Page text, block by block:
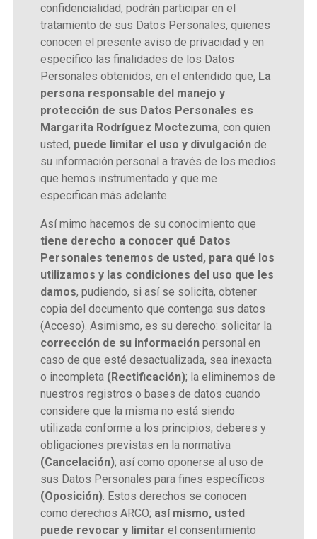
confidencialidad, podrán participar en el
tratamiento de sus Datos Personales, quienes
conocen el presente aviso de privacidad y en
específico las finalidades de los Datos
Personales obtenidos, en el entendido que, La
persona responsable del manejo y
protección de sus Datos Personales es
Margarita Rodríguez Moctezuma, con quien
usted, puede limitar el uso y divulgación de
su información personal a través de los medios
que hemos instrumentado y que me
especifican más adelante.
Así mimo hacemos de su conocimiento que
tiene derecho a conocer qué Datos
Personales tenemos de usted, para qué los
utilizamos y las condiciones del uso que les
damos, pudiendo, si así se solicita, obtener
copia del documento que contenga sus datos
(Acceso). Asimismo, es su derecho: solicitar la
corrección de su información personal en
caso de que esté desactualizada, sea inexacta
o incompleta (Rectificación); la eliminemos de
nuestros registros o bases de datos cuando
considere que la misma no está siendo
utilizada conforme a los principios, deberes y
obligaciones previstas en la normativa
(Cancelación); así como oponerse al uso de
sus Datos Personales para fines específicos
(Oposición) . Estos derechos se conocen
como derechos ARCO; así mismo, usted
puede revocar y limitar el consentimiento